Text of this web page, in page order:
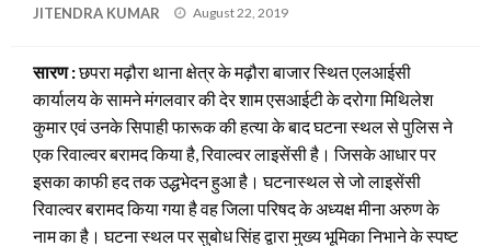
JITENDRA KUMAR
Posted
August 22, 2019
सारण :छपरा मढ़ौरा थाना क्षेत्र के मढ़ौरा बाजार स्थित एलआईसी
कार्यालय के सामने मंगलवार की देर शाम एसआईटी के दरोगा मिथिलेश
कुमार एवं उनके सिपाही फारूक की हत्या के बाद घटना स्थल से पुलिस ने
एक रिवाल्वर बरामद किया है, रिवाल्वर लाइसेंसी है। जिसके आधार पर
इसका काफी हद तक उद्धभेदन हुआ है। घटनास्थल से जो लाइसेंसी
रिवाल्वर बरामद किया गया है वह जिला परिषद के अध्यक्ष मीना अरुण के
नाम का है। घटना स्थल पर सुबोध सिंह द्वारा मुख्य भूमिका निभाने के स्पष्ट